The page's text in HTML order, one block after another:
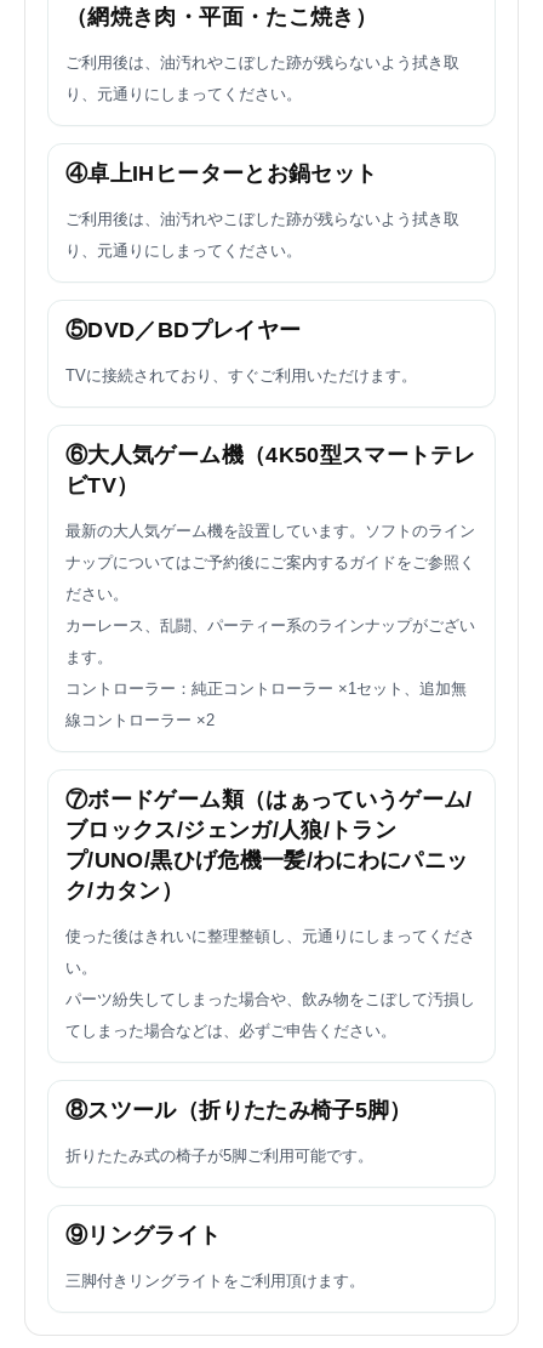
（網焼き肉・平面・たこ焼き）
ご利用後は、油汚れやこぼした跡が残らないよう拭き取
り、元通りにしまってください。
④卓上IHヒーターとお鍋セット
ご利用後は、油汚れやこぼした跡が残らないよう拭き取
り、元通りにしまってください。
⑤DVD／BDプレイヤー
TVに接続されており、すぐご利用いただけます。
⑥大人気ゲーム機（4K50型スマートテレ
ビTV）
最新の大人気ゲーム機を設置しています。ソフトのライン
ナップについてはご予約後にご案内するガイドをご参照く
ださい。
カーレース、乱闘、パーティー系のラインナップがござい
ます。
コントローラー：純正コントローラー ×1セット、追加無
線コントローラー ×2
⑦ボードゲーム類（はぁっていうゲーム/
ブロックス/ジェンガ/人狼/トラン
プ/UNO/黒ひげ危機一髪/わにわにパニッ
ク/カタン）
使った後はきれいに整理整頓し、元通りにしまってくださ
い。
パーツ紛失してしまった場合や、飲み物をこぼして汚損し
てしまった場合などは、必ずご申告ください。
⑧スツール（折りたたみ椅子5脚）
折りたたみ式の椅子が5脚ご利用可能です。
⑨リングライト
三脚付きリングライトをご利用頂けます。